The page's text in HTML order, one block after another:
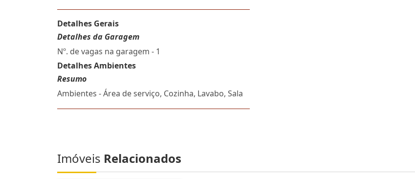
Detalhes Gerais
Detalhes da Garagem
Nº. de vagas na garagem - 1
Detalhes Ambientes
Resumo
Ambientes - Área de serviço, Cozinha, Lavabo, Sala
Imóveis Relacionados